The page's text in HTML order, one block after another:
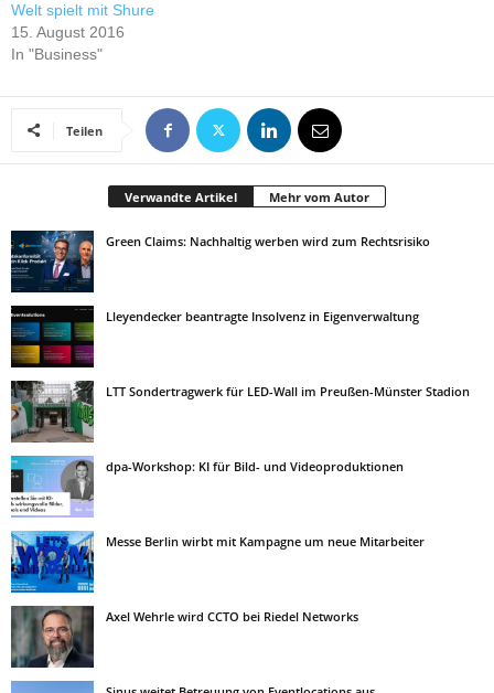
Welt spielt mit Shure
15. August 2016
In "Business"
Teilen
Verwandte Artikel Mehr vom Autor
Green Claims: Nachhaltig werben wird zum Rechtsrisiko
Lleyendecker beantragte Insolvenz in Eigenverwaltung
LTT Sondertragwerk für LED-Wall im Preußen-Münster Stadion
dpa-Workshop: KI für Bild- und Videoproduktionen
Messe Berlin wirbt mit Kampagne um neue Mitarbeiter
Axel Wehrle wird CCTO bei Riedel Networks